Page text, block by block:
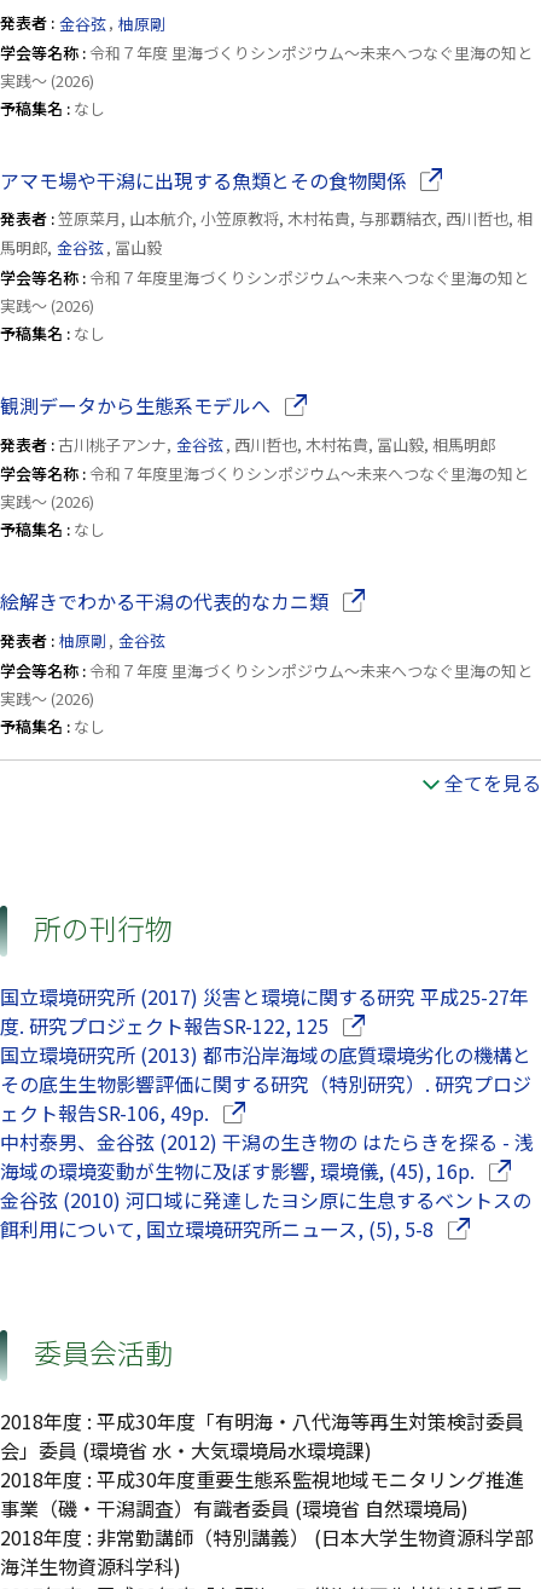
発表者 : 金谷弦, 柚原剛
学会等名称 : 令和７年度 里海づくりシンポジウム〜未来へつなぐ里海の知と
実践〜 (2026)
予稿集名 : なし
アマモ場や干潟に出現する魚類とその食物関係（別ウインド
発表者 :笠原菜月, 山本航介, 小笠原教将, 木村祐貴, 与那覇結衣, 西川哲也, 相
馬明郎, 金谷弦, 冨山毅
学会等名称 : 令和７年度里海づくりシンポジウム〜未来へつなぐ里海の知と
実践〜 (2026)
予稿集名 : なし
観測データから生態系モデルへ （別ウインドウで開きます）
発表者 :古川桃子アンナ, 金谷弦, 西川哲也, 木村祐貴, 冨山毅, 相馬明郎
学会等名称 : 令和７年度里海づくりシンポジウム〜未来へつなぐ里海の知と
実践〜 (2026)
予稿集名 : なし
絵解きでわかる干潟の代表的なカニ類（別ウインドウで開き
発表者 : 柚原剛 , 金谷弦
学会等名称 : 令和７年度 里海づくりシンポジウム〜未来へつなぐ里海の知と
実践〜 (2026)
予稿集名 : なし
全てを見る
所の刊行物
国立環境研究所 (2017) 災害と環境に関する研究 平成25-27年
度. 研究プロジェクト報告SR-122, 125（別ウインドウで開き
国立環境研究所 (2013) 都市沿岸海域の底質環境劣化の機構と
その底生生物影響評価に関する研究（特別研究）. 研究プロジ
ェクト報告SR-106, 49p. （別ウインドウで開きます）
中村泰男、金谷弦 (2012) 干潟の生き物の はたらきを探る - 浅
海域の環境変動が生物に及ぼす影響, 環境儀, (45), 16p. （別
金谷弦 (2010) 河口域に発達したヨシ原に生息するベントスの
餌利用について, 国立環境研究所ニュース, (5), 5-8 （別ウイ
委員会活動
2018年度 : 平成30年度「有明海・八代海等再生対策検討委員
会」委員 (環境省 水・大気環境局水環境課)
2018年度 : 平成30年度重要生態系監視地域モニタリング推進
事業（磯・干潟調査）有識者委員 (環境省 自然環境局)
2018年度 : 非常勤講師（特別講義）
(日本大学生物資源科学部
海洋生物資源科学科)